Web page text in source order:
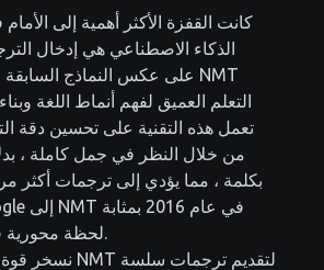
كانت القفزة الأكثر أهمية إلى
الذكاء الاصطناعي هي إدخال
التعلم العميق لفهم أنماط اللغة
تعمل هذه التقنية على تحسين دقة
من خلال النظر في جمل كاملة ،
بكلمة ، مما يؤدي إلى ترجمات أكثر